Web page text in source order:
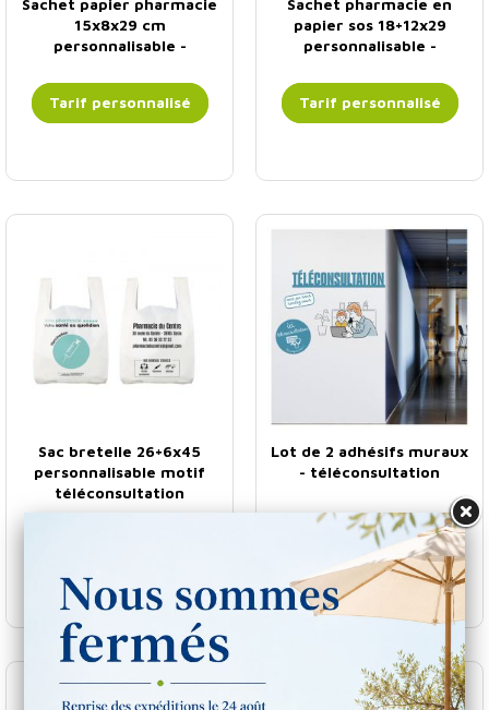
Sachet papier pharmacie
15x8x29 cm
personnalisable -
Tarif personnalisé
Sachet pharmacie en
papier sos 18+12x29
personnalisable -
Tarif personnalisé
Sac bretelle 26+6x45
personnalisable motif
téléconsultation
Lot de 2 adhésifs muraux
- téléconsultation
Prix
149€
,00HT
le lot
*Tarif pour 1 lot ou +